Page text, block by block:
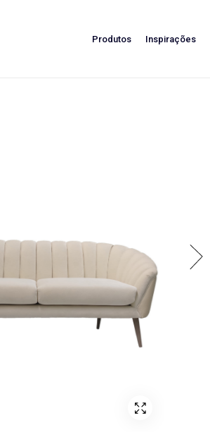
Produtos Inspirações